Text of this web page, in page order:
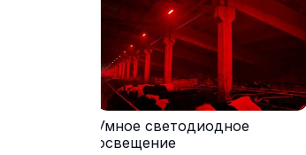
Умное светодиодное
освещение